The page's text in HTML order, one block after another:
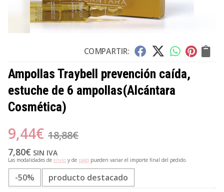
COMPARTIR:
Ampollas Traybell prevención caída,
estuche de 6 ampollas(Alcántara
Cosmética)
9,44€ 18,88€
7,80€ SIN IVA
Las modalidades de envío y de pago pueden variar el importe final del pedido.
-50% producto destacado